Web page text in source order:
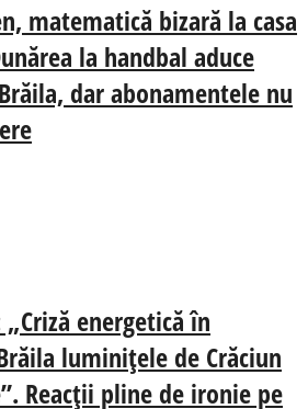
matematică bizară la casa
la handbal aduce
dar abonamentele nu
energetică în
luminițele de Crăciun
Reacții pline de ironie pe